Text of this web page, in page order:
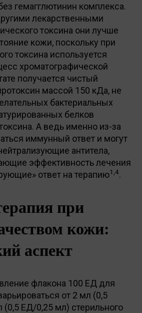
гемагглютинин комплекса.
лекарственными
токсина они лучше
кожи, поскольку при
токсина используется
хроматографической
получается чистый
массой 150 кДа, не
бактериальных
белков
А ведь именно из-за
иммунный ответ и могут
антитела,
эффективность лечения
ответ на терапию1,4.
при
кожи:
аспект
флакона 100 ЕД для
от 2 мл (0,5
ЕД/0,25 мл) стерильного